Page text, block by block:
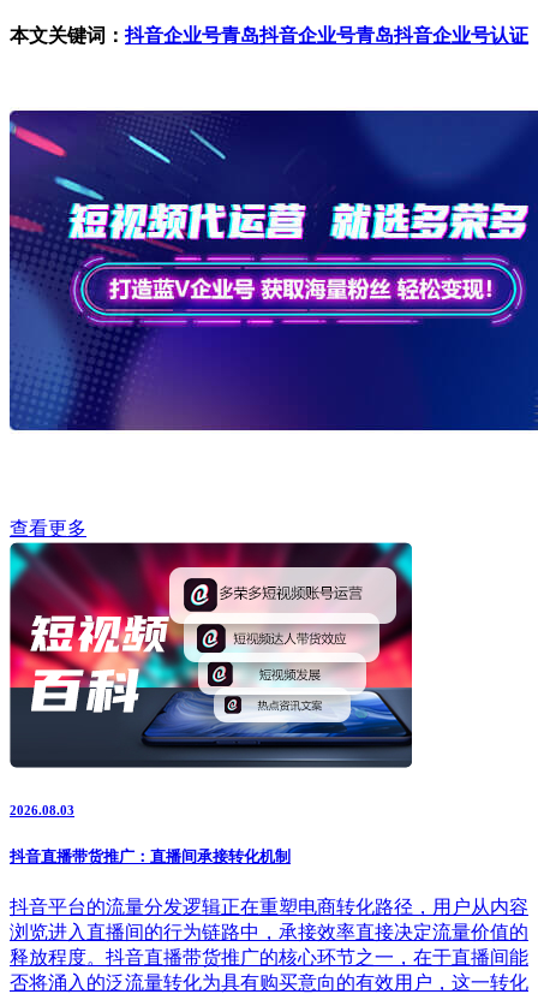
本文关键词：抖音企业号青岛抖音企业号青岛抖音企业号认证
查看更多
2026.08.03
抖音直播带货推广：直播间承接转化机制
抖音平台的流量分发逻辑正在重塑电商转化路径，用户从内容
浏览进入直播间的行为链路中，承接效率直接决定流量价值的
释放程度。抖音直播带货推广的核心环节之一，在于直播间能
否将涌入的泛流量转化为具有购买意向的有效用户，这一转化